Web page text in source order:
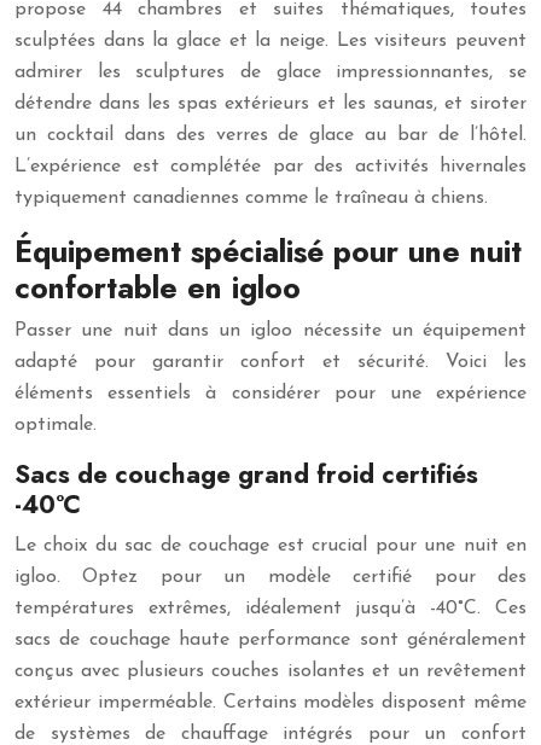
propose 44 chambres et suites thématiques, toutes
sculptées dans la glace et la neige. Les visiteurs peuvent
admirer les sculptures de glace impressionnantes, se
détendre dans les spas extérieurs et les saunas, et siroter
un cocktail dans des verres de glace au bar de l’hôtel.
L’expérience est complétée par des activités hivernales
typiquement canadiennes comme le traîneau à chiens.
Équipement spécialisé pour une nuit
confortable en igloo
Passer une nuit dans un igloo nécessite un équipement
adapté pour garantir confort et sécurité. Voici les
éléments essentiels à considérer pour une expérience
optimale.
Sacs de couchage grand froid certifiés
-40°C
Le choix du sac de couchage est crucial pour une nuit en
igloo. Optez pour un modèle certifié pour des
températures extrêmes, idéalement jusqu’à -40°C. Ces
sacs de couchage haute performance sont généralement
conçus avec plusieurs couches isolantes et un revêtement
extérieur imperméable. Certains modèles disposent même
de systèmes de chauffage intégrés pour un confort